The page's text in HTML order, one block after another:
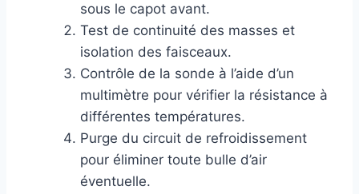
sous le capot avant.
Test de continuité des masses et
isolation des faisceaux.
Contrôle de la sonde à l’aide d’un
multimètre pour vérifier la résistance à
différentes températures.
Purge du circuit de refroidissement
pour éliminer toute bulle d’air
éventuelle.